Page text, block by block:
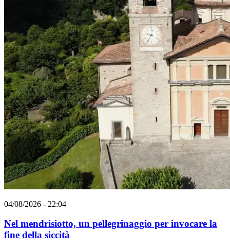
04/08/2026 - 22:04
Nel mendrisiotto, un pellegrinaggio per invocare la
fine della siccità